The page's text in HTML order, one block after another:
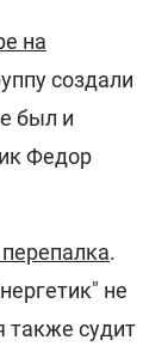
на
создали
был и
Федор
.
не
также судит